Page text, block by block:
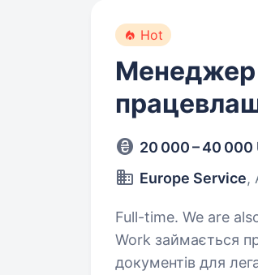
Hot
Менеджер
20 000 – 40 000
Europe Service,
Full-time. We are also ready to
Work займається
документів для